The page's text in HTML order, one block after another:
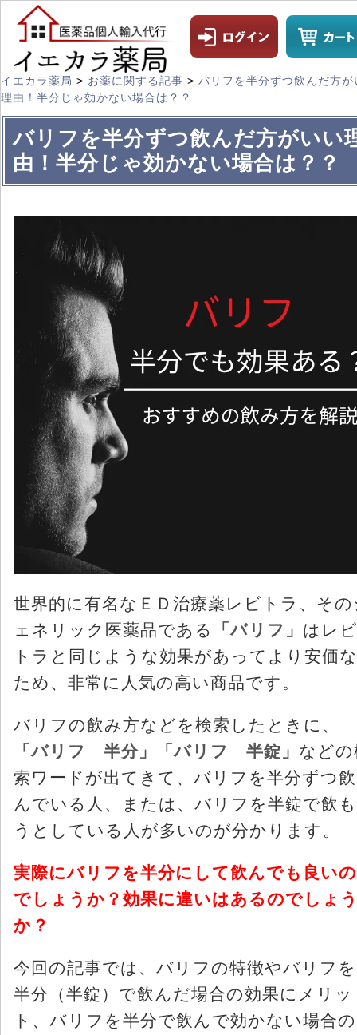
イエカラ薬局 > お薬に関する記事 > バリフを半分ずつ飲んだ方が
理由！半分じゃ効かない場合は？？
バリフを半分ずつ飲んだ方がいい
由！半分じゃ効かない場合は？？
世界的に有名なＥＤ治療薬レビトラ、その
ェネリック医薬品である
「バリフ」 はレビ
トラと同じような効果があってより安価な
ため、非常に人気の高い商品です。
バリフの飲み方などを検索したときに、
「バリフ 半分」「バリフ 半錠」 などの
索ワードが出てきて、バリフを半分ずつ飲
んでいる人、または、バリフを半錠で飲も
うとしている人が多いのが分かります。
実際にバリフを半分にして飲んでも良いの
でしょうか？効果に違いはあるのでしょ
か？
今回の記事では、バリフの特徴やバリフを
半分（半錠）で飲んだ場合の効果にメリッ
ト、バリフを半分で飲んで効かない場合の